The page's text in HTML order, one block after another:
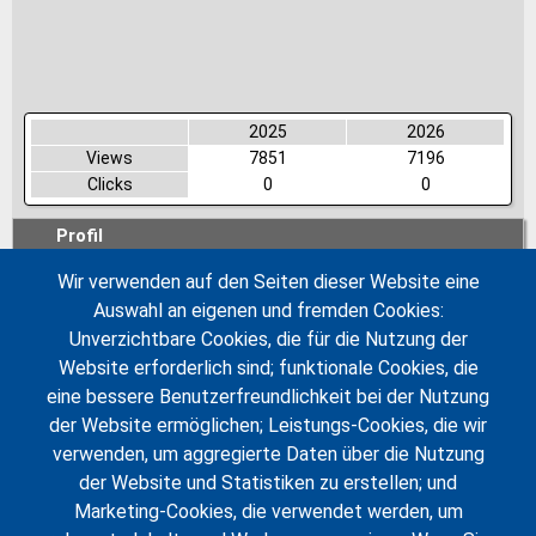
2025
2026
Views
7851
7196
Clicks
0 0
Profil
Other Companies more ➥
Leader AERZEN
Deutschland
Wir haben uns entwickelt von
einer reinen Maschinenfabrik
zu einem Global Player, der
zuverlässige,…
(Click for more!)
Leader DSH Systems
Neuseeland
Das DSH-System ist eine
kostensparende, effektive
Lösung für den Umschlag von
trockenen, frei-flie…
(Click for more!)
LeaderHS Umformtechnik
Deutschland
An unserem Firmensitz in
Grünsfeld-Paimar produzieren
wir auf rund 12.000
Leader Köppern
Deutschland
From its beginning in the year
1898, Maschinenfabrik
Köppern GmbH & Co. KG has
REMBE® GmbH Safety + Control
Deutschland Leader RULMECA Group
Deutschland
Wir verwenden auf den Seiten dieser Website eine
Auswahl an eigenen und fremden Cookies:
Unverzichtbare Cookies, die für die Nutzung der
Website erforderlich sind; funktionale Cookies, die
eine bessere Benutzerfreundlichkeit bei der Nutzung
der Website ermöglichen; Leistungs-Cookies, die wir
verwenden, um aggregierte Daten über die Nutzung
der Website und Statistiken zu erstellen; und
Marketing-Cookies, die verwendet werden, um